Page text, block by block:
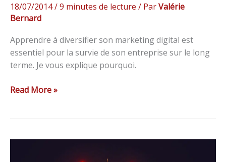
18/07/2014/9 minutes de lecture / ParValérie
Bernard
Apprendre à diversifier son marketing digital est
essentiel pour la survie de son entreprise sur le long
terme. Je vous explique pourquoi.
Read More »